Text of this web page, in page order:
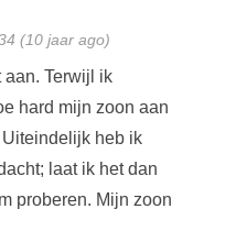
(10 jaar ago)
Terwijl ik
hard mijn zoon aan
heb ik
laat ik het dan
proberen. Mijn zoon